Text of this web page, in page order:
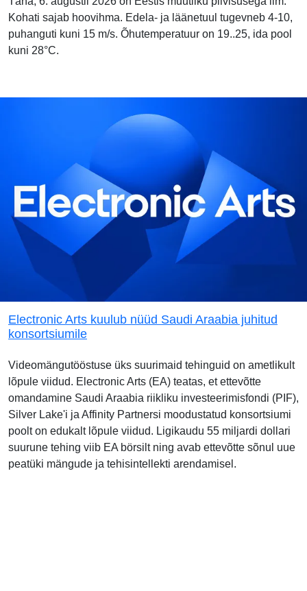
Kohati sajab hoovihma. Edela- ja läänetuul tugevneb 4-10,
puhanguti kuni 15 m/s. Õhutemperatuur on 19..25, ida pool
kuni 28°C.
Electronic Arts kuulub nüüd Saudi Araabia juhitud
konsortsiumile
Videomängutööstuse üks suurimaid tehinguid on ametlikult
lõpule viidud. Electronic Arts (EA) teatas, et ettevõtte
omandamine Saudi Araabia riikliku investeerimisfondi (PIF),
Silver Lake'i ja Affinity Partnersi moodustatud konsortsiumi
poolt on edukalt lõpule viidud. Ligikaudu 55 miljardi dollari
suurune tehing viib EA börsilt ning avab ettevõtte sõnul uue
peatüki mängude ja tehisintellekti arendamisel.